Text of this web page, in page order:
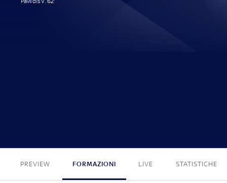
PREVIEW FORMAZIONI LIVE STATISTICHE